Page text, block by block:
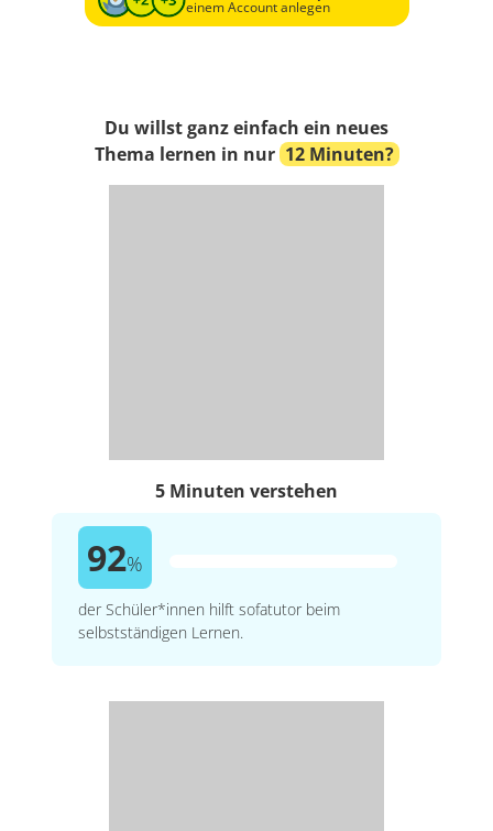
einem Account anlegen
Du willst ganz einfach ein neues
Thema lernen in nur 12 Minuten?
5 Minuten verstehen
92%
der Schüler*innen hilft sofatutor beim
selbstständigen Lernen.